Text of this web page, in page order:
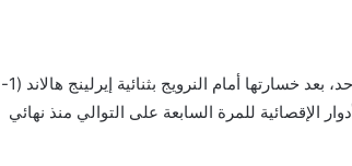
تلقت البرازيل صدمة جديدة وودّعت كأس العالم 2026، اليوم الأحد، بعد خسارتها أمام النرويج بثنائية إيرلينج هالاند (1-
الأدوار الإقصائية للمرة السابعة على التوالي منذ نهائي